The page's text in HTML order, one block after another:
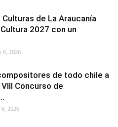
de La Araucanía
2027 con un
6, 2026
de todo chile a
Concurso de
2026